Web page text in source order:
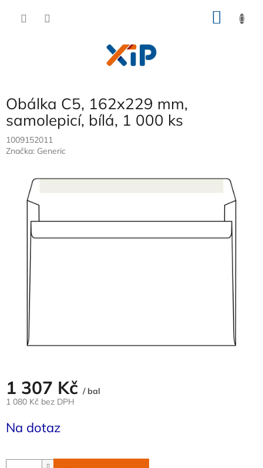
Obálka C5, 162x229 mm,
samolepicí, bílá, 1 000 ks
1009152011
Značka: Generic
1 307 Kč / bal
1 080 Kč bez DPH
cena:
Na dotaz